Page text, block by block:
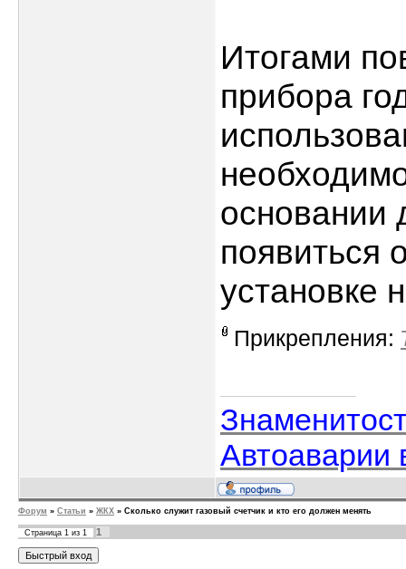
Итогами
прибора
основании
появиться
установке
Прикрепления:
Автоаварии
Форум » Статьи » ЖКХ » Сколько служит газовый счетчик и кто его должен менять
Страница 1 из 1 1